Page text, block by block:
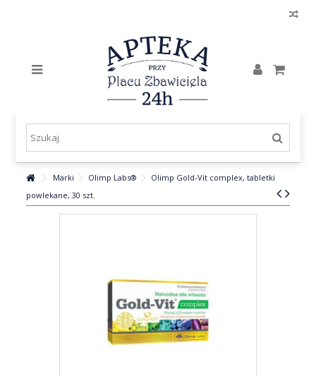
Marki Olimp Labs®
Olimp Gold-Vit complex, tabletki
powlekane, 30 szt.